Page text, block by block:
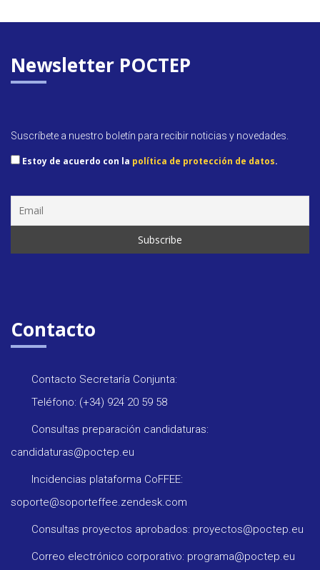
Newsletter POCTEP
Suscríbete a nuestro boletín para recibir noticias y novedades.
Estoy de acuerdo con la política de protección de datos.
Contacto
Contacto Secretaría Conjunta:
Teléfono: (+34) 924 20 59 58
Consultas preparación candidaturas:
candidaturas@poctep.eu
Incidencias plataforma CoFFEE:
soporte@soporteffee.zendesk.com
Consultas proyectos aprobados: proyectos@poctep.eu
Correo electrónico corporativo: programa@poctep.eu